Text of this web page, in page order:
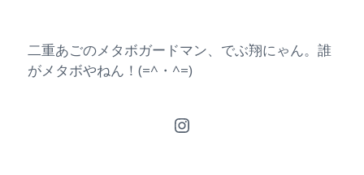
二重あごのメタボガードマン、でぶ翔にゃん。誰
がメタボやねん！(=^・^=)
Instagram